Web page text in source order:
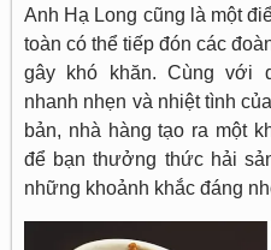
Anh Hạ Long cũng là một
toàn có thể tiếp đón các
gây khó khăn. Cùng với
nhanh nhẹn và nhiệt tình
bản, nhà hàng tạo ra một
để bạn thưởng thức hải
những khoảnh khắc đáng